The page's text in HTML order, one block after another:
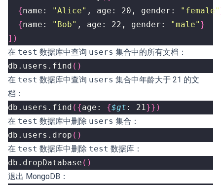
{name: "Alice" , age: 20, gender: "female"
{name: "Bob" , age: 22, gender: "male" }
])
在 test 数据库中查询 users 集合中的所有文档：
db.users.find ()
在 test 数据库中查询 users 集合中年龄大于 21 的文
档：
db.users.find ({age: {$gt : 21}})
在 test 数据库中删除 users 集合：
db.users.drop ()
在 test 数据库中删除 test 数据库：
db.dropDatabase ()
退出 MongoDB：